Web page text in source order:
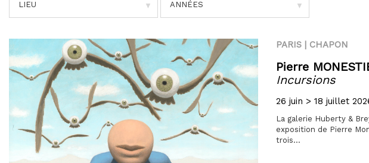
▼ ▼
PARIS | CHAPON
Pierre
Incursions
26 juin > 18 juillet
La galerie Huberty &
exposition de Pierre
trois...